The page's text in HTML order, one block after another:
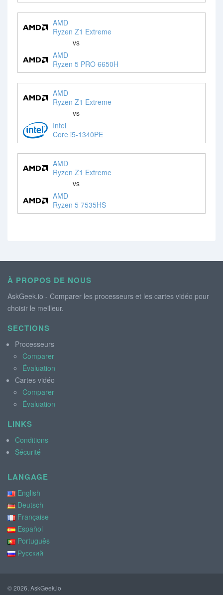
AMD
Ryzen Z1 Extreme
vs
AMD
Ryzen 5 PRO 6650H
AMD
Ryzen Z1 Extreme
vs
Intel
Core i5-1340PE
AMD
Ryzen Z1 Extreme
vs
AMD
Ryzen 5 7535HS
À PROPOS DE NOUS
AskGeek.io - Comparer les processeurs et les cartes vidéo pour
choisir le meilleur.
SECTIONS
Processeurs
Comparer
Évaluation
Cartes vidéo
Comparer
Évaluation
LINKS
Conditions
Sécurité
LANGAGE
English
Deutsch
Française
Español
Português
Русский
© 2026, AskGeek.io